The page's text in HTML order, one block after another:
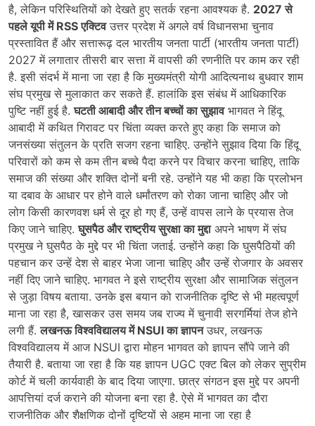
है, लेकिन परिस्थितियों को देखते हुए सतर्क रहना आवश्यक है. 2027 से
पहले यूपी में RSS एक्टिवउत्तर प्रदेश में अगले वर्ष विधानसभा चुनाव
प्रस्तावित हैं और सत्तारूढ़ दल भारतीय जनता पार्टी (भारतीय जनता पार्टी)
2027 में लगातार तीसरी बार सत्ता में वापसी की रणनीति पर काम कर रही
है. इसी संदर्भ में माना जा रहा है कि मुख्यमंत्री योगी आदित्यनाथ बुधवार शाम
संघ प्रमुख से मुलाकात कर सकते हैं. हालांकि इस संबंध में आधिकारिक
पुष्टि नहीं हुई है.घटती आबादी और तीन बच्चों का सुझावभागवत ने हिंदू
आबादी में कथित गिरावट पर चिंता व्यक्त करते हुए कहा कि समाज को
जनसंख्या संतुलन के प्रति सजग रहना चाहिए. उन्होंने सुझाव दिया कि हिंदू
परिवारों को कम से कम तीन बच्चे पैदा करने पर विचार करना चाहिए, ताकि
समाज की संख्या और शक्ति दोनों बनी रहे. उन्होंने यह भी कहा कि प्रलोभन
या दबाव के आधार पर होने वाले धर्मांतरण को रोका जाना चाहिए और जो
लोग किसी कारणवश धर्म से दूर हो गए हैं, उन्हें वापस लाने के प्रयास तेज
किए जाने चाहिए.घुसपैठ और राष्ट्रीय सुरक्षा का मुद्दाअपने भाषण में संघ
प्रमुख ने घुसपैठ के मुद्दे पर भी चिंता जताई. उन्होंने कहा कि घुसपैठियों की
पहचान कर उन्हें देश से बाहर भेजा जाना चाहिए और उन्हें रोजगार के अवसर
नहीं दिए जाने चाहिए. भागवत ने इसे राष्ट्रीय सुरक्षा और सामाजिक संतुलन
से जुड़ा विषय बताया. उनके इस बयान को राजनीतिक दृष्टि से भी महत्वपूर्ण
माना जा रहा है, खासकर उस समय जब राज्य में चुनावी सरगर्मियां तेज होने
लगी हैं.लखनऊ विश्वविद्यालय में NSUI का ज्ञापनउधर, लखनऊ
विश्वविद्यालय में आज NSUI द्वारा मोहन भागवत को ज्ञापन सौंपे जाने की
तैयारी है. बताया जा रहा है कि यह ज्ञापन UGC एक्ट बिल को लेकर सुप्रीम
कोर्ट में चली कार्यवाही के बाद दिया जाएगा. छात्र संगठन इस मुद्दे पर अपनी
आपत्तियां दर्ज कराने की योजना बना रहा है. ऐसे में भागवत का दौरा
राजनीतिक और शैक्षणिक दोनों दृष्टियों से अहम माना जा रहा है